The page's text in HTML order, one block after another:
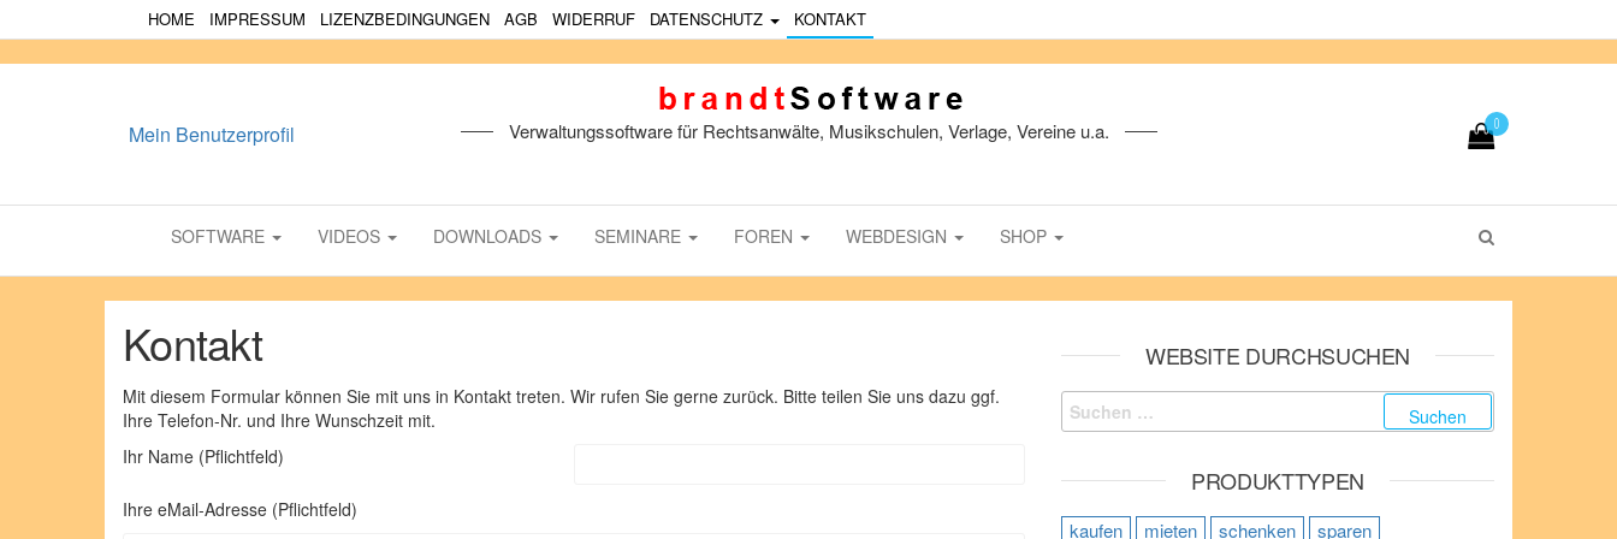
HOME IMPRESSUM LIZENZBEDINGUNGEN AGB WIDERRUF DATENSCHUTZ KONTAKT
Verwaltungssoftware für Rechtsanwälte, Musikschulen, Verlage, Vereine u.a. 0
Mein Benutzerprofil
SOFTWARE VIDEOS DOWNLOADS SEMINARE FOREN WEBDESIGN SHOP
Kontakt
Mit diesem Formular können Sie mit uns in Kontakt treten. Wir rufen Sie gerne zurück. Bitte teilen Sie uns dazu ggf.
Ihre Telefon-Nr. und Ihre Wunschzeit mit.
Ihr Name (Pflichtfeld)
Ihre eMail-Adresse (Pflichtfeld)
WEBSITE DURCHSUCHEN
Suchen nach:
PRODUKTTYPEN
kaufen mieten schenken sparen